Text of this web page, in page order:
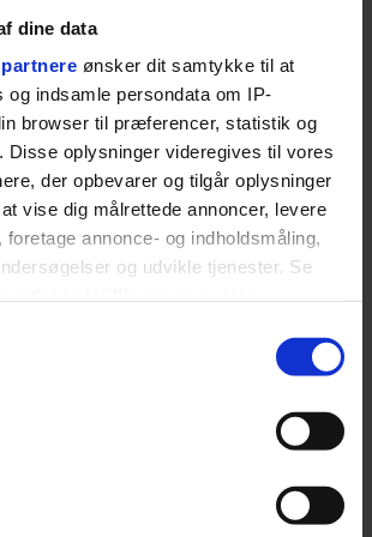
dine data
ønsker dit samtykke til at
og indsamle persondata om IP-
browser til præferencer, statistik og
Disse oplysninger videregives til vores
der opbevarer og tilgår oplysninger
vise dig målrettede annoncer, levere
annonce- og indholdsmåling,
og udvikle tjenester. Se
indstillinger fra vores
eller ved at trykke på "Privacy
i aviserne og på tv. Men hvem
de høje snit, og hvad betyder
senere i livet?
Hvis du elsker
du lade være at